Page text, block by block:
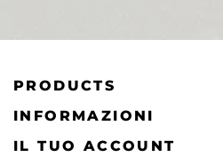
PRODUCTS
INFORMAZIONI
IL TUO ACCOUNT